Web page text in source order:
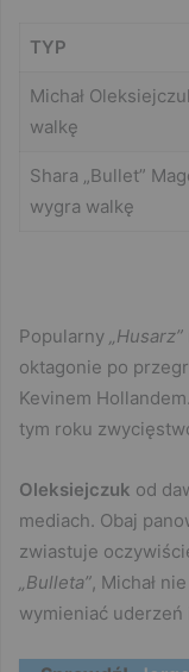
TYP
Michał
walkę
Shara „Bullet”
wygra walkę
Popularny „Husarz”
oktagonie po
Kevinem
tym roku
Oleksiejczuk od
mediach. Obaj
zwiastuje
„Bulleta”, Michał
wymieniać